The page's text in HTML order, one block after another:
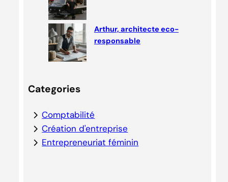
Arthur, architecte eco-
responsable
Categories
Comptabilité
Création d'entreprise
Entrepreneuriat féminin